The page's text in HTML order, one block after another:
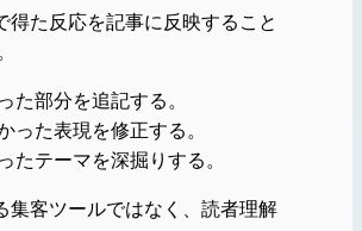
得た反応を記事に反映すること
た部分を追記する。
った表現を修正する。
たテーマを深掘りする。
集客ツールではなく、読者理解